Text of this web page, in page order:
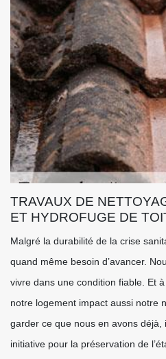
TRAVAUX DE
ET HYDROFUGE DE
Malgré la durabilité de la crise
quand même besoin d’avancer.
vivre dans une condition fiable. Et
notre logement impact aussi notre
garder ce que nous en avons déjà,
initiative pour la préservation de